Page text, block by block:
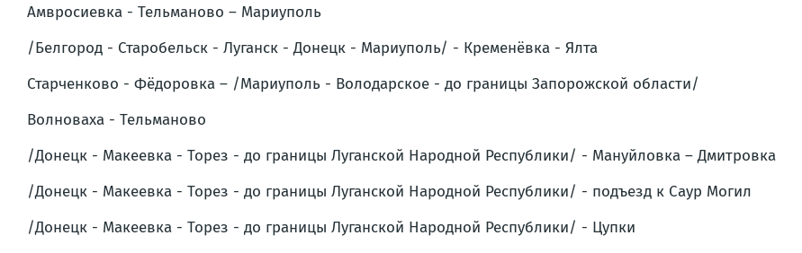
Амвросиевка - Тельманово – Мариуполь
/Белгород - Старобельск - Луганск - Донецк - Мариуполь/ - Кременёвка - Ялта
Старченково - Фёдоровка – /Мариуполь - Володарское - до границы Запорожской области/
Волноваха - Тельманово
/Донецк - Макеевка - Торез - до границы Луганской Народной Республики/ - Мануйловка – Дмитровка
/Донецк - Макеевка - Торез - до границы Луганской Народной Республики/ - подъезд к Саур Могил
/Донецк - Макеевка - Торез - до границы Луганской Народной Республики/ - Цупки